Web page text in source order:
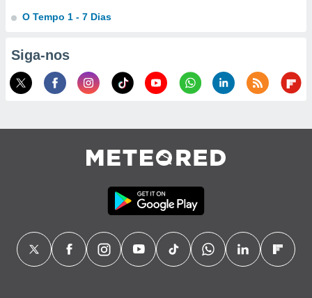
de
O Tempo 1 - 7 Dias
Siga-nos